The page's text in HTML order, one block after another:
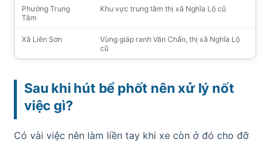
Phường Trung
Tâm
Khu vực trung tâm thị xã Nghĩa Lộ cũ
Xã Liên Sơn
Vùng giáp ranh Văn Chấn, thị xã Nghĩa Lộ
cũ
Sau khi hút bể phốt nên xử lý nốt
việc gì?
Có vài việc nên làm liền tay khi xe còn ở đó cho đỡ